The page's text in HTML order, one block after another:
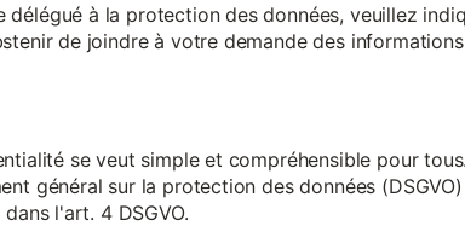
délégué à la protection des données, veuillez
de joindre à votre demande des
se veut simple et compréhensible pour
général sur la protection des données
l'art. 4 DSGVO.